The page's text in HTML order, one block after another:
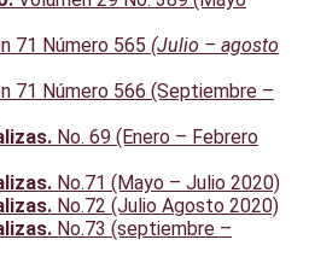
71 Número 565 (Julio – agosto
71 Número 566 (Septiembre –
No. 69 (Enero – Febrero
No.71 (Mayo – Julio 2020)
No.72 (Julio Agosto 2020)
No.73 (septiembre –